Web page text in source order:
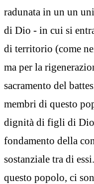
radunata in un un
di Dio - in cui si
di territorio (come
ma per la
sacramento del
membri di questo
dignità di figli di Dio
fondamento della
sostanziale tra di
questo popolo, ci